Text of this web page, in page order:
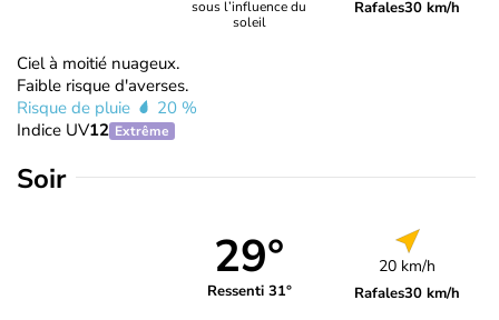
sous l’influence du
soleil
Rafales30 km/h
Ciel à moitié nuageux.
Faible risque d'averses.
Risque de pluie
20 %
Indice UV12 Extrême
Soir
29°
Ressenti 31°
20 km/h
Rafales30 km/h